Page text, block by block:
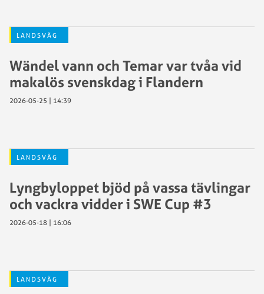
LANDSVÄG
Wändel vann och Temar var tvåa vid
makalös svenskdag i Flandern
2026-05-25 | 14:39
LANDSVÄG
Lyngbyloppet bjöd på vassa tävlingar
och vackra vidder i SWE Cup #3
2026-05-18 | 16:06
LANDSVÄG